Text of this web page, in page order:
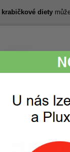
krabičkové diety